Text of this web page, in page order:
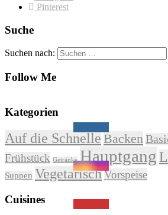
Pinterest
Suche
Suchen nach:
Follow Me
Kategorien
Auf die Schnelle Backen
Frühstück Getränke Hauptgang
Suppen VegetarischVorspeise
Cuisines